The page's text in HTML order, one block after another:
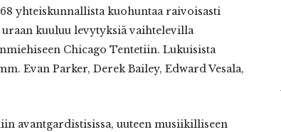
yhteiskunnallista kuohuntaa raivoisasti
kuuluu levytyksiä vaihtelevilla
Chicago Tentetiin. Lukuisista
Evan Parker, Derek Bailey, Edward Vesala,
avantgardistisissa, uuteen musiikilliseen